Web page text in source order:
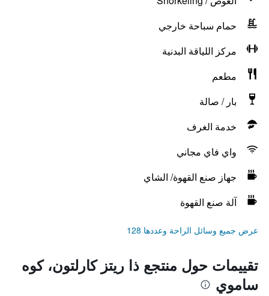
حمام سباحة خارجي
مركز اللياقة البدنية
مطعم
بار / صالة
خدمة الغرف
واي فاي مجاني
جهاز صنع القهوة/ الشاي
آلة صنع القهوة
عرض جميع وسائل الراحة وعددها 128
تقييمات حول منتجع ذا ريتز كارلتون، كوه
ساموي